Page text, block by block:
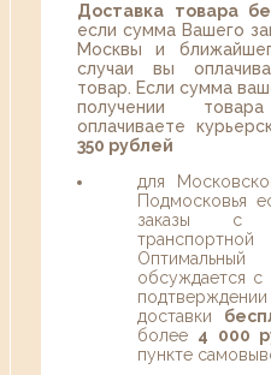
Доставка товара
если сумма Вашего
Москвы и
случаи вы
товар. Если сумма
получении
оплачиваете
350 рублей
для
Подмосковья
заказы с
обсуждается
доставки
более 4 000
пункте